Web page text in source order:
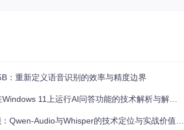
现字幕秒级同步，提升会议沟通效率。客服质检
。值得注意的是，模型在公平性评估中表现均
甚至优于年轻群体，显示出良好的群体适应性。
：重新定义语音识别的效率与精度边界
11上运行AI问答功能的技术解析与解决方案
Audio与Whisper的技术定位与实战价值深度解析